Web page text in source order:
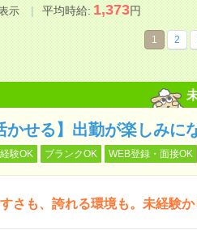
示 平均時給:1,373円
1 2
かせる】出勤が楽しみに
験OK ブランクOK WEB登録・面接OK
さも、誇れる環境も。未経験